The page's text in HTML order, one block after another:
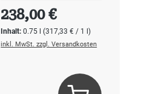
Inhalt:0.75 l(317,33 € / 1 l)
Regulärer Preis:
238,00 €
inkl. MwSt. zzgl. Versandkosten